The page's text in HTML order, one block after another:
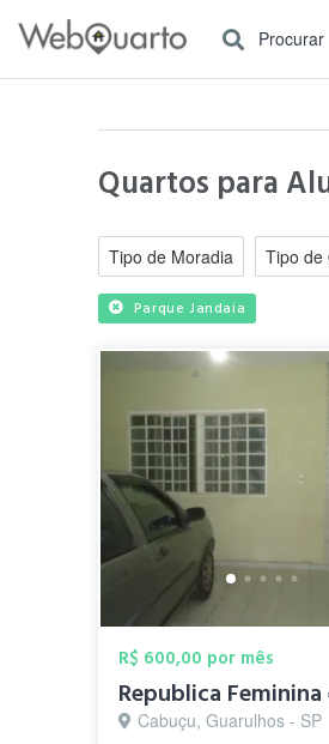
Procurar
Quartos para
Tipo de Moradia Tipo de
Parque Jandaia
R$ 600,00 por mês
Cabuçu, Guarulhos - SP